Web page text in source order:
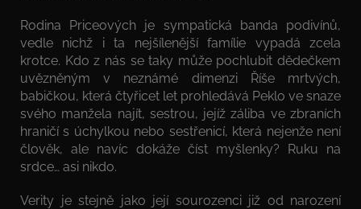
Rodina Priceových je sympatická banda podivínů,
vedle nichž i ta nejšílenější famílie vypadá zcela
krotce. Kdo z nás se taky může pochlubit dědečkem
uvězněným v neznámé dimenzi Říše mrtvých,
babičkou, která čtyřicet let prohledává Peklo ve snaze
svého manžela najít, sestrou, jejíž záliba ve zbraních
hraničí s úchylkou nebo sestřenicí, která nejenže není
člověk, ale navíc dokáže číst myšlenky? Ruku na
srdce… asi nikdo.
Verity je stejně jako její sourozenci již od narození